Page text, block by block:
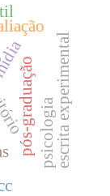
pós-graduaçãopsicologiaescrita experimental